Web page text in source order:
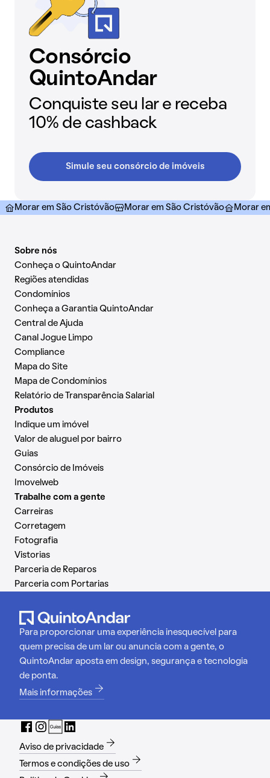
Consórcio
QuintoAndar
Conquiste seu lar e receba
10% de cashback
Simule seu consórcio de imóveis
Morar em São Cristóvão Morar em São Cristóvão Morar
Sobre nós
Conheça o QuintoAndar
Regiões atendidas
Condomínios
Conheça a Garantia QuintoAndar
Central de Ajuda
Canal Jogue Limpo
Compliance
Mapa do Site
Mapa de Condomínios
Relatório de Transparência Salarial
Produtos
Indique um imóvel
Valor de aluguel por bairro
Guias
Consórcio de Imóveis
Imovelweb
Trabalhe com a gente
Carreiras
Corretagem
Fotografia
Vistorias
Parceria de Reparos
Parceria com Portarias
Para proporcionar uma experiência inesquecível para
quem precisa de um lar ou anuncia com a gente, o
QuintoAndar aposta em design, segurança e tecnologia
de ponta.
Mais informações
Aviso de privacidade
Termos e condições de uso